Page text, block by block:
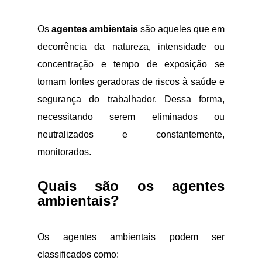
Os agentes ambientais são aqueles que em
decorrência da natureza, intensidade ou
concentração e tempo de exposição se
tornam fontes geradoras de riscos à saúde e
segurança do trabalhador. Dessa forma,
necessitando serem eliminados ou
neutralizados e constantemente,
monitorados.
Quais são os agentes
ambientais?
Os agentes ambientais podem ser
classificados como: